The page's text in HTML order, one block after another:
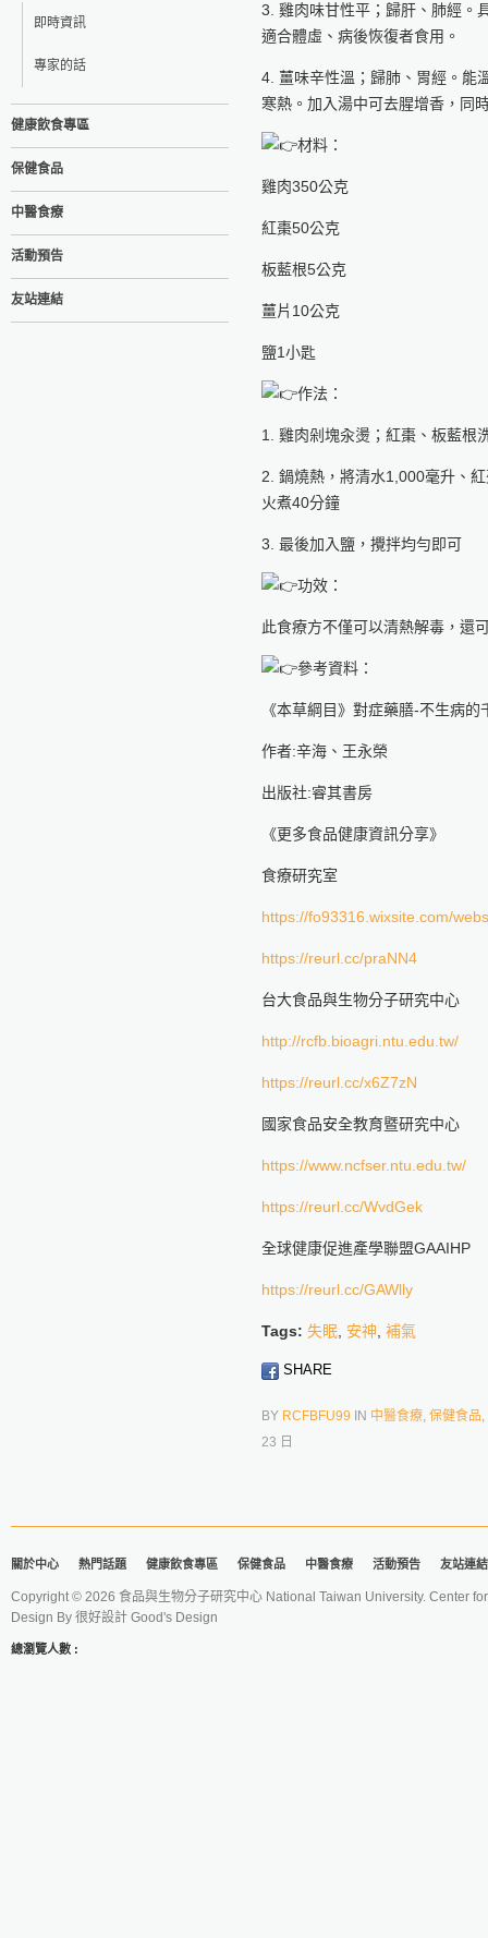
即時資訊
專家的話
健康飲食專區
保健食品
中醫食療
活動預告
友站連結
3. 雞肉味甘性平；歸肝、肺經。
適合體虛、病後恢復者食用。
4. 薑味辛性溫；歸肺、胃經。能
寒熱。加入湯中可去腥增香，同
材料：
雞肉350公克
紅棗50公克
板藍根5公克
薑片10公克
鹽1小匙
作法：
1. 雞肉剁塊汆燙；紅棗、板藍根
2. 鍋燒熱，將清水1,000毫升、
火煮40分鐘
3. 最後加入鹽，攪拌均勻即可
功效：
此食療方不僅可以清熱解毒，還
參考資料：
《本草綱目》對症藥膳-不生病的
作者:辛海、王永榮
出版社:睿其書房
《更多食品健康資訊分享》
食療研究室
https://fo93316.wixsite.com/
https://reurl.cc/praNN4
台大食品與生物分子研究中心
http://rcfb.bioagri.ntu.edu.tw/
https://reurl.cc/x6Z7zN
國家食品安全教育暨研究中心
https://www.ncfser.ntu.edu.tw/
https://reurl.cc/WvdGek
全球健康促進產學聯盟GAAIHP
https://reurl.cc/GAWlly
Tags: 失眠 安神 補氣
SHARE
BY RCFBFU99 IN 中醫食療, 保健食品,
23 日
關於中心 熱門話題 健康飲食專區 保健食品 中醫食療 活動預告 友站連結
Copyright © 2026 食品與生物分子研究中心 National Taiwan University. Center
Design By 很好設計 Good's Design
總瀏覽人數 :